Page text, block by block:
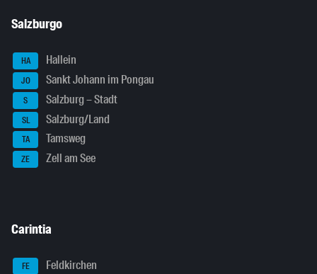
Salzburgo
HA Hallein
JO Sankt Johann im Pongau
S Salzburg – Stadt
SL Salzburg/Land
TA Tamsweg
ZE Zell am See
Carintia
FE Feldkirchen